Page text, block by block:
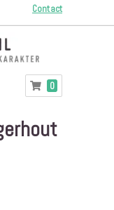
Contact
Winkelwagen
0producten